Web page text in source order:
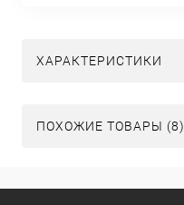
ХАРАКТЕРИСТИКИ
ПОХОЖИЕ ТОВАРЫ (8)